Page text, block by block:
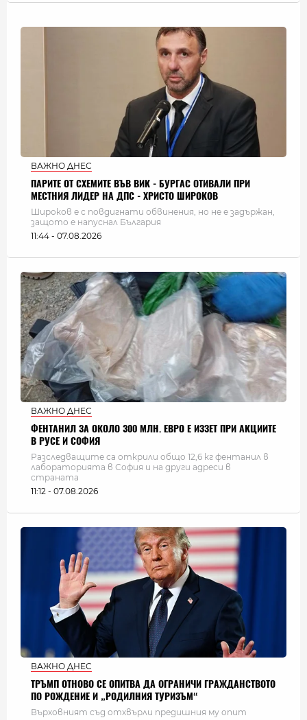
ВАЖНО ДНЕС
ПАРИТЕ ОТ СХЕМИТЕ ВЪВ ВИК - БУРГАС ОТИВАЛИ ПРИ
МЕСТНИЯ ЛИДЕР НА ДПС - ХРИСТО ШИРОКОВ
Широков е с повдигнати обвинения, но не е задържан,
защото е напуснал България
11:44 - 07.08.2026
ВАЖНО ДНЕС
ФЕНТАНИЛ ЗА ОКОЛО 300 МЛН. ЕВРО Е ИЗЗЕТ ПРИ АКЦИИТЕ
В РУСЕ И СОФИЯ
Разследващите са открили общо 12,6 кг фентанил в
лабораторията в София и на други адреси в
страната
11:12 - 07.08.2026
ВАЖНО ДНЕС
ТРЪМП ОТНОВО СЕ ОПИТВА ДА ОГРАНИЧИ ГРАЖДАНСТВОТО
ПО РОЖДЕНИЕ И „РОДИЛНИЯ ТУРИЗЪМ“
Върховният съд отхвърли предишния му опит